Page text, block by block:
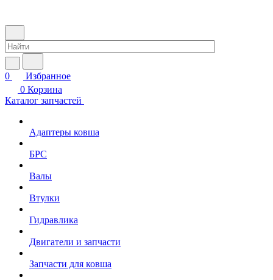
0
Избранное
0 Корзина
Каталог запчастей
Адаптеры ковша
БРС
Валы
Втулки
Гидравлика
Двигатели и запчасти
Запчасти для ковша